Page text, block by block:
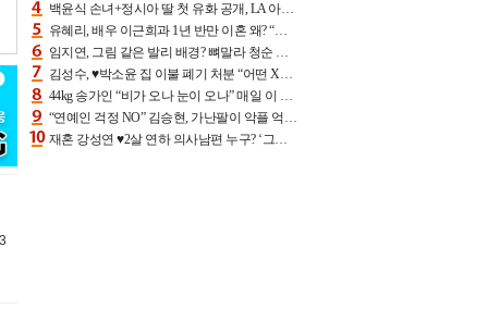
백윤식 손녀+정시아 딸 첫 유화 공개, LA 아트쇼→서울국제조각페스타 작가다운 수준급 실력
유혜리, 배우 이근희과 1년 반만 이혼 왜? “식칼 꽂고 의자 던져” 충격 폭로(특종)[어제TV]
임지연, 그림 같은 발리 배경? 뼈말라 청순 비키니 핏에 상대 안 되네
김성수, ♥박소윤 집 이불 폐기 처분 “어떤 X이랑 썼을지 몰라” 질투(신랑수업2)[어제TV]
44kg 송가인 “비가 오나 눈이 오나” 매일 이 운동, 허벅지 근육량 상승+체지방 감소
“연예인 걱정 NO” 김승현, 가난팔이 악플 억울할만‥아내+딸과 日 여행
재혼 강성연 ♥2살 연하 의사남편 누구? ‘그알’ 자문의에 훈남 비주얼 초엘리트 스펙 [종합]